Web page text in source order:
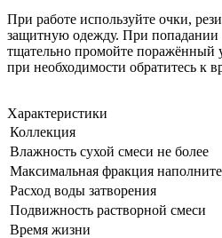
При работе используйте очки,
защитную одежду. При попадании
тщательно промойте поражённый
при необходимости обратитесь к
Характеристики
Коллекция
Влажность сухой смеси не более
Максимальная фракция
Расход воды затворения
Подвижность растворной смеси
Время жизни